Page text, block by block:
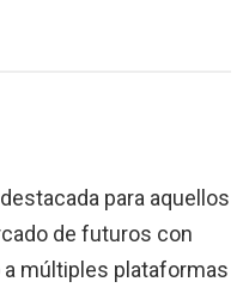
para aquellos
de futuros con
múltiples plataformas